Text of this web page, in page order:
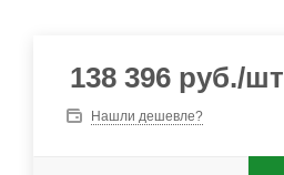
138 396 руб./шт
Нашли дешевле?